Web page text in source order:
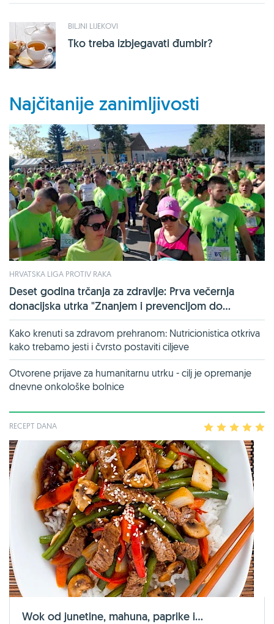
BILJNI LIJEKOVI
Tko treba izbjegavati đumbir?
Najčitanije zanimljivosti
HRVATSKA LIGA PROTIV RAKA
Deset godina trčanja za zdravlje: Prva večernja
donacijska utrka "Znanjem i prevencijom do...
Kako krenuti sa zdravom prehranom: Nutricionistica otkriva
kako trebamo jesti i čvrsto postaviti ciljeve
Otvorene prijave za humanitarnu utrku - cilj je opremanje
dnevne onkološke bolnice
RECEPT DANA 2 3 4
Wok od junetine, mahuna, paprike i...